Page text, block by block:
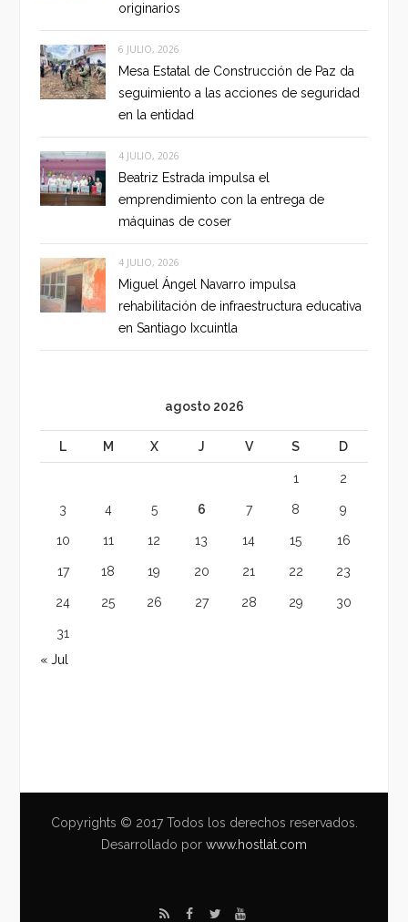
originarios
6 JULIO, 2026
Mesa Estatal de Construcción de Paz da
seguimiento a las acciones de seguridad
en la entidad
4 JULIO, 2026
Beatriz Estrada impulsa el
emprendimiento con la entrega de
máquinas de coser
4 JULIO, 2026
Miguel Ángel Navarro impulsa
rehabilitación de infraestructura educativa
en Santiago Ixcuintla
agosto 2026
L M X J V S D
1 2
3 4 5 6 7 8 9
10 11 12 13 14 15 16
17 18 19 20 21 22 23
24 25 26 27 28 29 30
31
« Jul
Copyrights © 2017 Todos los derechos reservados.
Desarrollado por www.hostlat.com
R F T Y